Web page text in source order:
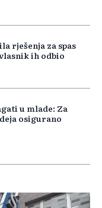
rješenja za spas
ih odbio
u mlade: Za
osigurano